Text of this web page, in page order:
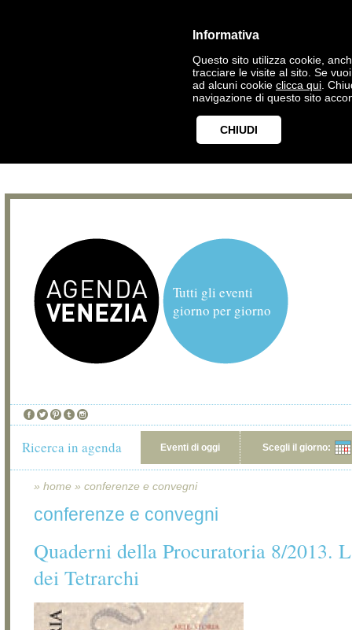
Informativa
Questo sito utilizza cookie,
tracciare le visite al sito. Se
ad alcuni cookie clicca qui .
navigazione di questo sito
CHIUDI
Tutti gli eventi
giorno per giorno
Ricerca in agenda Eventi di oggi Scegli il giorno:
» home » conferenze e convegni
conferenze e convegni
Quaderni della Procuratoria 8/2013.
dei Tetrarchi